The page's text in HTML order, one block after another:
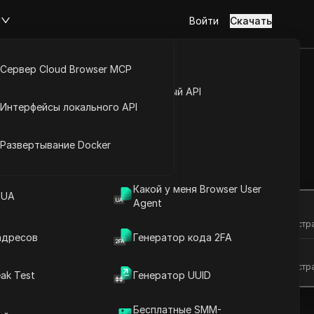
Открытый API
Какой у меня Browser User
Agent
Генератор кода 2FA
Test Генератор UUID
Бесплатные SMM-
Сервер Cloud Browser MCP
Интерфейсы локального API
Развертывание Docker
Войти Скачать
лёгкостью
Задайте вопросы об этой
Задайте вопросы об этой